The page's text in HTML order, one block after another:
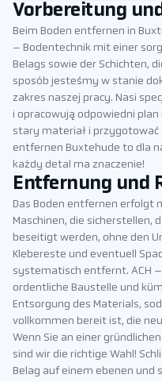
Vorbereitung
Beim Boden entfernen in
– Bodentechnik mit einer
Belags sowie der Schichten,
sposób jesteśmy w stanie
zakres naszej pracy. Nasi
i opracowują odpowiedni
stary materiał i przygotować
entfernen Buxtehude to dla
każdy detal ma znaczenie!
Entfernung und
Das Boden entfernen erfolgt
Maschinen, die sicherstellen,
beseitigt werden, ohne den
Klebereste und eventuell
systematisch entfernt. ACH
ordentliche Baustelle und
Entsorgung des Materials,
vollkommen bereit ist, die
Wenn Sie an einer
sind wir die richtige Wahl!
Belag auf einem ebenen und